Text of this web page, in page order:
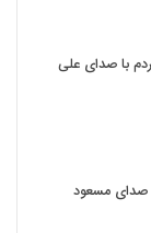
با صدای علی
صدای مسعود